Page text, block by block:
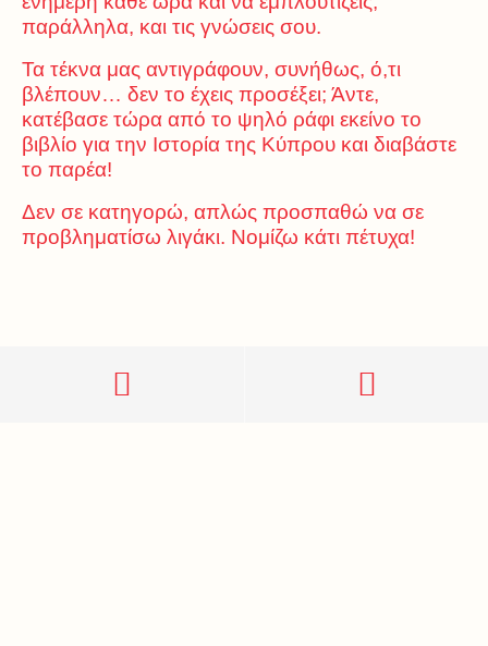
παράλληλα, και τις γνώσεις σου.
Τα τέκνα μας αντιγράφουν, συνήθως, ό,τι
βλέπουν… δεν το έχεις προσέξει; Άντε,
κατέβασε τώρα από το ψηλό ράφι εκείνο το
βιβλίο για την Ιστορία της Κύπρου και διαβάστε
το παρέα!
Δεν σε κατηγορώ, απλώς προσπαθώ να σε
προβληματίσω λιγάκι. Νομίζω κάτι πέτυχα!